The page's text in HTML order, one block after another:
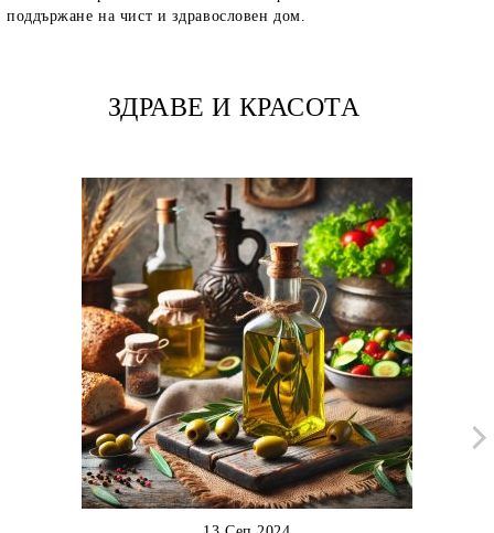
поддържане на чист и здравословен дом.
ЗДРАВЕ И КРАСОТА